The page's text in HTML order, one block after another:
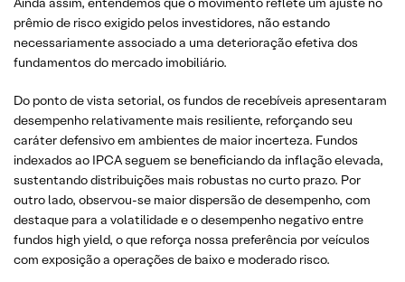
prêmio de risco exigido pelos investidores, não estando
necessariamente associado a uma deterioração efetiva dos
fundamentos do mercado imobiliário.
Do ponto de vista setorial, os fundos de recebíveis apresentaram
desempenho relativamente mais resiliente, reforçando seu
caráter defensivo em ambientes de maior incerteza. Fundos
indexados ao IPCA seguem se beneficiando da inflação elevada,
sustentando distribuições mais robustas no curto prazo. Por
outro lado, observou-se maior dispersão de desempenho, com
destaque para a volatilidade e o desempenho negativo entre
fundos high yield, o que reforça nossa preferência por veículos
com exposição a operações de baixo e moderado risco.